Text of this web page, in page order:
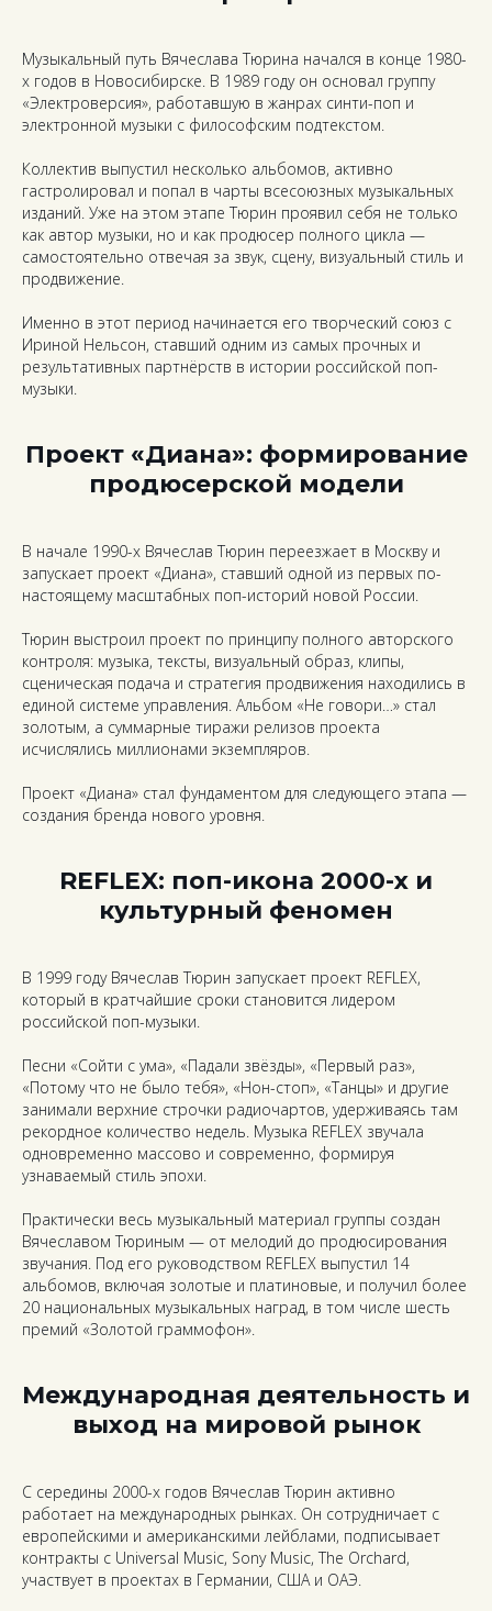
Музыкальный путь Вячеслава Тюрина начался в конце 1980-
х годов в Новосибирске. В 1989 году он основал группу
«Электроверсия», работавшую в жанрах синти-поп и
электронной музыки с философским подтекстом.
Коллектив выпустил несколько альбомов, активно
гастролировал и попал в чарты всесоюзных музыкальных
изданий. Уже на этом этапе Тюрин проявил себя не только
как автор музыки, но и как продюсер полного цикла —
самостоятельно отвечая за звук, сцену, визуальный стиль и
продвижение.
Именно в этот период начинается его творческий союз с
Ириной Нельсон, ставший одним из самых прочных и
результативных партнёрств в истории российской поп-
музыки.
Проект «Диана»: формирование
продюсерской модели
В начале 1990-х Вячеслав Тюрин переезжает в Москву и
запускает проект «Диана», ставший одной из первых по-
настоящему масштабных поп-историй новой России.
Тюрин выстроил проект по принципу полного авторского
контроля: музыка, тексты, визуальный образ, клипы,
сценическая подача и стратегия продвижения находились в
единой системе управления. Альбом «Не говори…» стал
золотым, а суммарные тиражи релизов проекта
исчислялись миллионами экземпляров.
Проект «Диана» стал фундаментом для следующего этапа —
создания бренда нового уровня.
REFLEX: поп-икона 2000-х и
культурный феномен
В 1999 году Вячеслав Тюрин запускает проект REFLEX,
который в кратчайшие сроки становится лидером
российской поп-музыки.
Песни «Сойти с ума», «Падали звёзды», «Первый раз»,
«Потому что не было тебя», «Нон-стоп», «Танцы» и другие
занимали верхние строчки радиочартов, удерживаясь там
рекордное количество недель. Музыка REFLEX звучала
одновременно массово и современно, формируя
узнаваемый стиль эпохи.
Практически весь музыкальный материал группы создан
Вячеславом Тюриным — от мелодий до продюсирования
звучания. Под его руководством REFLEX выпустил 14
альбомов, включая золотые и платиновые, и получил более
20 национальных музыкальных наград, в том числе шесть
премий «Золотой граммофон».
Международная деятельность и
выход на мировой рынок
С середины 2000-х годов Вячеслав Тюрин активно
работает на международных рынках. Он сотрудничает с
европейскими и американскими лейблами, подписывает
контракты с Universal Music, Sony Music, The Orchard,
участвует в проектах в Германии, США и ОАЭ.